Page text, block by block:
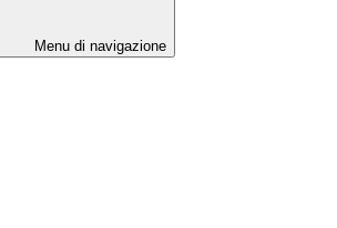
Menu di navigazione